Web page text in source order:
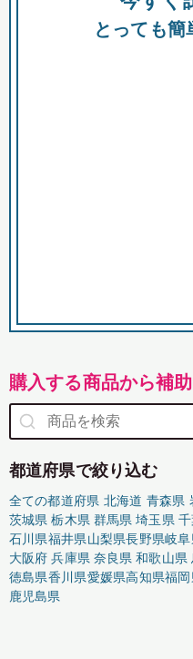
とっても簡
購入する商品から補
都道府県で絞り込む
全ての都道府県 北海道 青森県
茨城県 栃木県 群馬県 埼玉県
石川県福井県山梨県長野県岐阜
大阪府 兵庫県 奈良県 和歌山県
徳島県香川県愛媛県高知県福岡
鹿児島県